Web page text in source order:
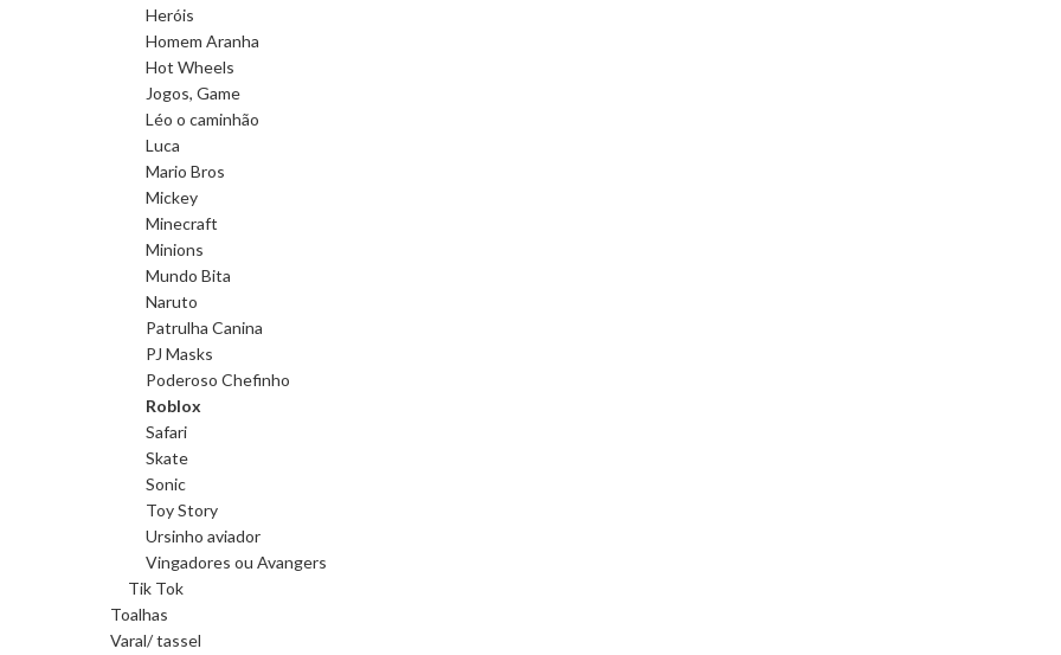
Heróis
Homem Aranha
Hot Wheels
Jogos, Game
Léo o caminhão
Luca
Mario Bros
Mickey
Minecraft
Minions
Mundo Bita
Naruto
Patrulha Canina
PJ Masks
Poderoso Chefinho
Roblox
Safari
Skate
Sonic
Toy Story
Ursinho aviador
Vingadores ou Avangers
Tik Tok
Toalhas
Varal/ tassel